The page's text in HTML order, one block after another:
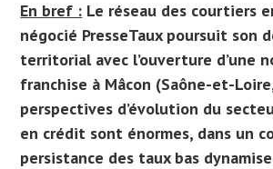
En bref : Le réseau des courtiers
négocié PresseTaux poursuit son
territorial avec l’ouverture d’une
franchise à Mâcon (Saône-et-
perspectives d’évolution du
en crédit sont énormes, dans un
persistance des taux bas